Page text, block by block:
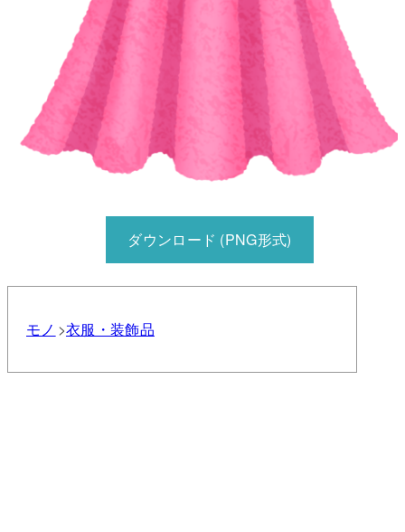
ダウンロード (PNG形式)
モノ 衣服・装飾品